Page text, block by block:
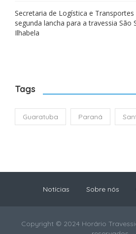
Secretaria de Logística e Transportes
segunda lancha para a travessia São
Ilhabela
Tags
Guaratuba Paraná
Notícias Sobre nós
Copyright © 2024 Horário